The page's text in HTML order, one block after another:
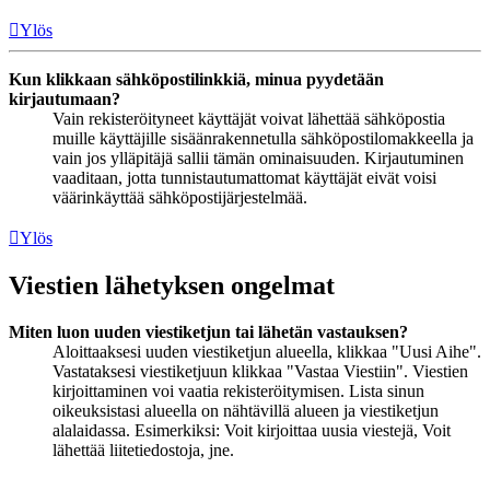
Ylös
Kun klikkaan sähköpostilinkkiä, minua pyydetään
kirjautumaan?
Vain rekisteröityneet käyttäjät voivat lähettää sähköpostia
muille käyttäjille sisäänrakennetulla sähköpostilomakkeella ja
vain jos ylläpitäjä sallii tämän ominaisuuden. Kirjautuminen
vaaditaan, jotta tunnistautumattomat käyttäjät eivät voisi
väärinkäyttää sähköpostijärjestelmää.
Ylös
Viestien lähetyksen ongelmat
Miten luon uuden viestiketjun tai lähetän vastauksen?
Aloittaaksesi uuden viestiketjun alueella, klikkaa "Uusi Aihe".
Vastataksesi viestiketjuun klikkaa "Vastaa Viestiin". Viestien
kirjoittaminen voi vaatia rekisteröitymisen. Lista sinun
oikeuksistasi alueella on nähtävillä alueen ja viestiketjun
alalaidassa. Esimerkiksi: Voit kirjoittaa uusia viestejä, Voit
lähettää liitetiedostoja, jne.